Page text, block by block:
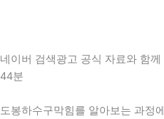
네이버 검색광고 공식 자료와 함
44분
도봉하수구막힘를 알아보는 과정